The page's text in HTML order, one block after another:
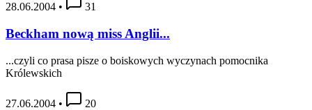
28.06.2004 • 31
Beckham nową miss Anglii...
...czyli co prasa pisze o boiskowych wyczynach pomocnika
Królewskich
27.06.2004 • 20